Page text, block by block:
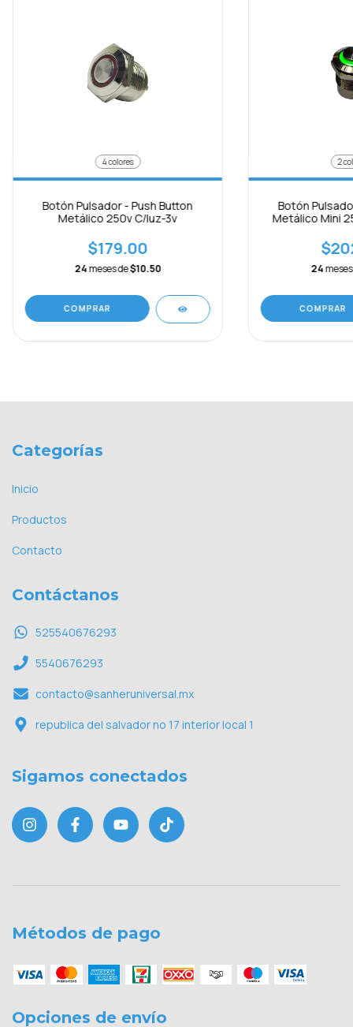
4 colores
Botón Pulsador - Push Button
Metálico 250v C/luz-3v
$179.00
24meses de$10.50
COMPRAR
2
Botón
Metálico Mini
24
COMPRAR
Categorías
Inicio
Productos
Contacto
Contáctanos
525540676293
5540676293
contacto@sanheruniversal.mx
republica del salvador no 17 interior local 1
Sigamos conectados
Métodos de pago
Opciones de envío